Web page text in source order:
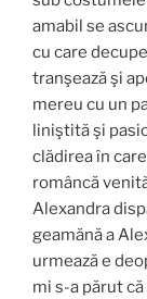
amabil se
cu care
tranşează şi
mereu cu un
liniştită şi
clădirea în
româncă
Alexandra
geamănă a
urmează e
mi s-a părut